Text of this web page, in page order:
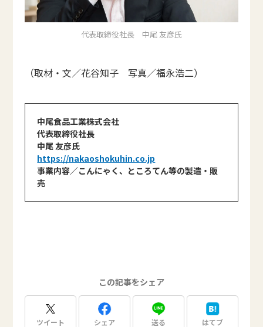
代表取締役社長 中尾 友彦氏
（取材・文／花谷知子 写真／福永浩二）
中尾食品工業株式会社
代表取締役社長
中尾 友彦氏
https://nakaoshokuhin.co.jp
事業内容／こんにゃく、ところてん等の製造・販
売
この記事をシェア
ツイート シェア 送る はてブ